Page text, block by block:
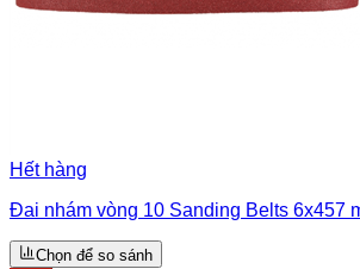
Hết hàng
Đai nhám vòng 10 Sanding Belts 6x457
Chọn để so sánh